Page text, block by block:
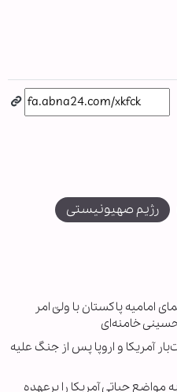
رژیم صهیونیستی
پاکستان با ولیّ امر
خامنه‌ای
آمریکا و اروپا پس از جنگ علیه
مواضع حیاتی آمریکا را برعهده